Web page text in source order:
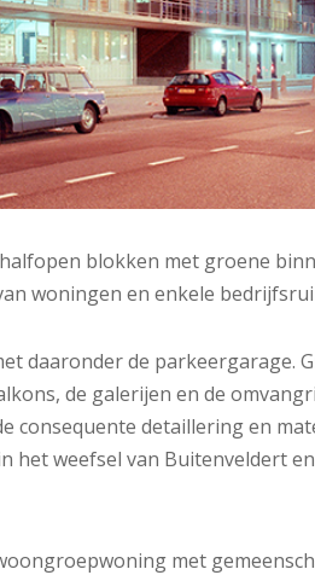
blokken met groene
woningen en enkele
daaronder de parkeergarage.
de galerijen en de
consequente detaillering en
het weefsel van Buitenveldert
met